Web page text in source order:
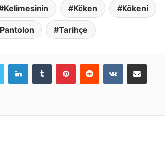
Kelimesinin Köken Kökeni
Pantolon Tarihçe
LinkedInTumblr PinterestReddit VKontakteE-Posta ile paylaş